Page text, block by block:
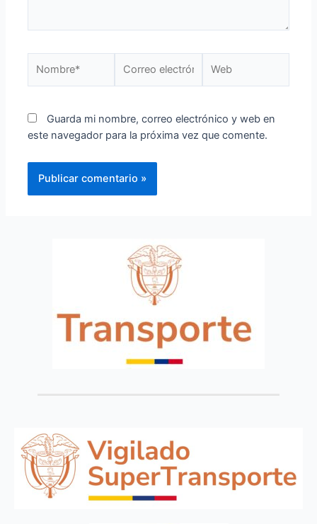
Guarda mi nombre, correo electrónico y web en
este navegador para la próxima vez que comente.